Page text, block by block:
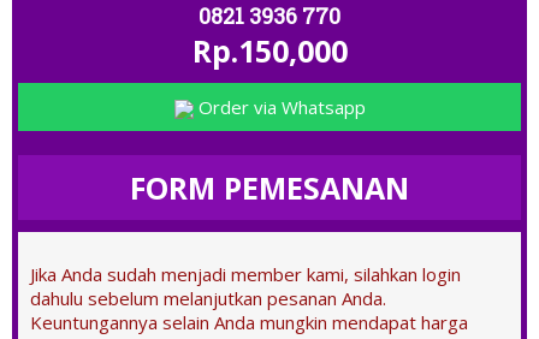
0821 3936 770
Rp.150,000
Order via Whatsapp
FORM PEMESANAN
Jika Anda sudah menjadi member kami, silahkan login
dahulu sebelum melanjutkan pesanan Anda.
Keuntungannya selain Anda mungkin mendapat harga